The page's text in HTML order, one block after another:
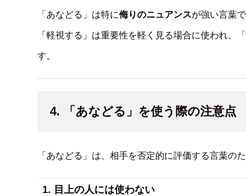
「あなどる」は特に侮りのニュアンスが強い言葉で
「軽視する」は重要性を軽く見る場合に使われ、
す。
4. 「あなどる」を使う際の注意点
「あなどる」は、相手を否定的に評価する言葉の
1. 目上の人には使わない